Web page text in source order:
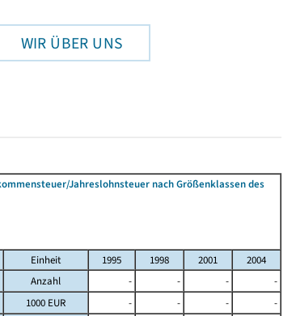
WIR ÜBER UNS
Jahreslohnsteuer nach Größenklassen des
Einheit 1995 1998 2001
2004
Anzahl - - -
-
1000 EUR - - -
-